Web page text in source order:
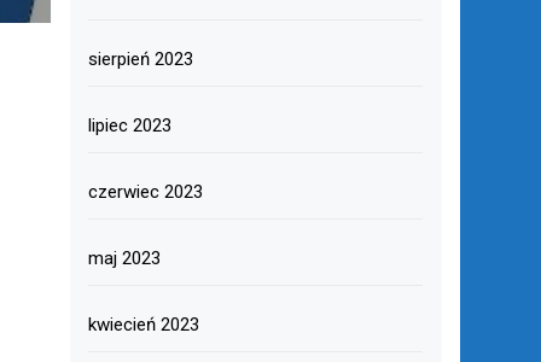
sierpień 2023
lipiec 2023
czerwiec 2023
maj 2023
kwiecień 2023